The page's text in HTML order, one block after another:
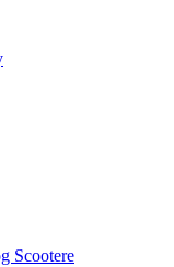
Scootere